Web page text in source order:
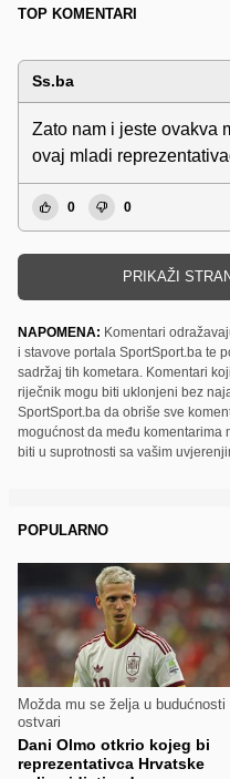
TOP KOMENTARI
Ss.ba
Zato nam i jeste ovakva
ovaj mladi
0 0
PRIKAŽI
NAPOMENA: Komentari
i stavove portala SportSport.ba te
sadržaj tih kometara. Komentari
riječnik mogu biti uklonjeni bez
SportSport.ba da obriše sve
mogućnost da među komentarima
biti u suprotnosti sa vašim
POPULARNO
Možda mu se želja u budućnosti
ostvari
Dani Olmo otkrio kojeg bi
reprezentativca Hrvatske